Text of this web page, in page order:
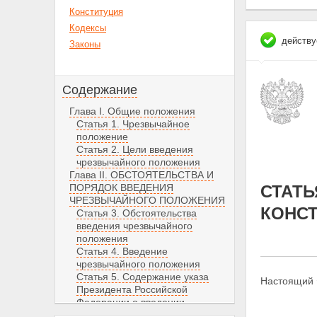
Конституция
Кодексы
Законы
Содержание
Глава I. Общие положения
Статья 1. Чрезвычайное
положение
Статья 2. Цели введения
чрезвычайного положения
Глава II. ОБСТОЯТЕЛЬСТВА И
ПОРЯДОК ВВЕДЕНИЯ
ЧРЕЗВЫЧАЙНОГО ПОЛОЖЕНИЯ
Статья 3. Обстоятельства
введения чрезвычайного
положения
Статья 4. Введение
чрезвычайного положения
Статья 5. Содержание указа
Президента Российской
Федерации о введении
Настоящий